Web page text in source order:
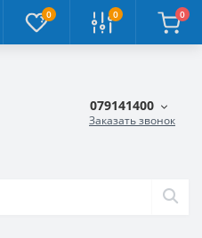
0 0 0
079141400
Заказать звонок